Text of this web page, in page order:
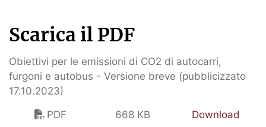
Scarica il PDF
Obiettivi per le emissioni di CO2 di autocarri,
furgoni e autobus - Versione breve (pubblicizzato
17.10.2023)
PDF
668 KB Download